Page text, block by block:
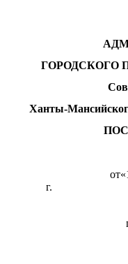
ГОРОДСКОГО
Ханты-